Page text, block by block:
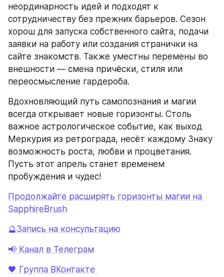
неординарность идей и подходят к
сотрудничеству без прежних барьеров. Сезон
хорош для запуска собственного сайта, подачи
заявки на работу или создания странички на
сайте знакомств. Также уместны перемены во
внешности — смена причёски, стиля или
переосмысление гардероба.
Вдохновляющий путь самопознания и магии
всегда открывает новые горизонты. Столь
важное астрологическое событие, как выход
Меркурия из ретрограда, несёт каждому Знаку
возможность роста, любви и процветания.
Пусть этот апрель станет временем
пробуждения и чудес!
Продолжайте расширять горизонты магии на
SapphireBrush
🔮Запись на консультацию
📢 Канал в Телеграм
🖤 Группа ВКонтакте